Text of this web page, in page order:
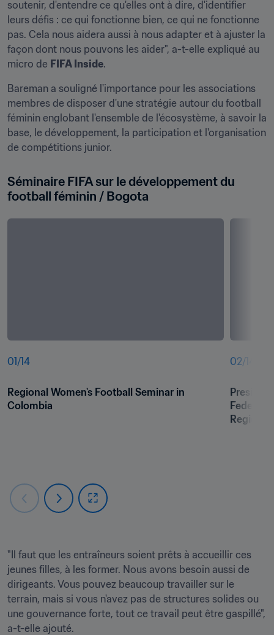
soutenir, d'entendre ce qu'elles ont à dire, d'identifier
leurs défis : ce qui fonctionne bien, ce qui ne fonctionne
pas. Cela nous aidera aussi à nous adapter et à ajuster la
façon dont nous pouvons les aider", a-t-elle expliqué au
micro de FIFA Inside.
Bareman a souligné l'importance pour les associations
membres de disposer d'une stratégie autour du football
féminin englobant l'ensemble de l'écosystème, à savoir la
base, le développement, la participation et l'organisation
de compétitions junior.
Séminaire FIFA sur le développement du
football féminin / Bogota
01 /14
Regional Women's Football Seminar in
Colombia
02/14
Regional
"Il faut que les entraîneurs soient prêts à accueillir ces
jeunes filles, à les former. Nous avons besoin aussi de
dirigeants. Vous pouvez beaucoup travailler sur le
terrain, mais si vous n'avez pas de structures solides ou
une gouvernance forte, tout ce travail peut être gaspillé",
a-t-elle ajouté.